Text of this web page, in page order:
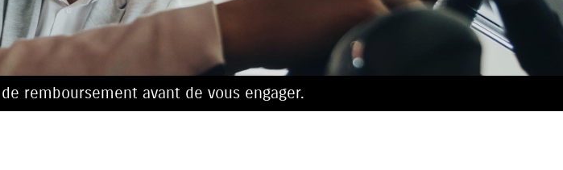
remboursement avant de vous engager.